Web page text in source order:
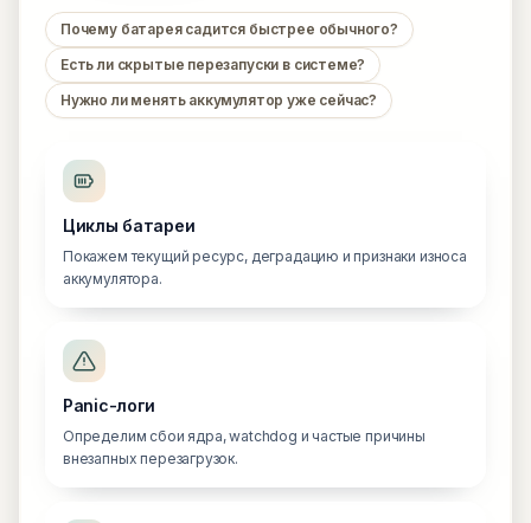
Почему батарея садится быстрее обычного?
Есть ли скрытые перезапуски в системе?
Нужно ли менять аккумулятор уже сейчас?
Циклы батареи
Покажем текущий ресурс, деградацию и признаки износа
аккумулятора.
Panic-логи
Определим сбои ядра, watchdog и частые причины
внезапных перезагрузок.